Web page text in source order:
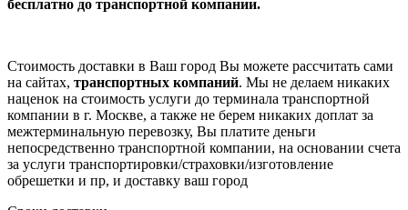
бесплатно до транспортной компании.
Стоимость доставки в Ваш город Вы можете рассчитать сами
на сайтах, транспортных компаний. Мы не делаем никаких
наценок на стоимость услуги до терминала транспортной
компании в г. Москве, а также не берем никаких доплат за
межтерминальную перевозку, Вы платите деньги
непосредственно транспортной компании, на основании счета
за услуги транспортировки/страховки/изготовление
обрешетки и пр, и доставку ваш город